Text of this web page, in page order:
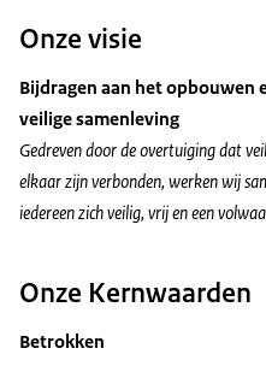
Onze visie
Bijdragen aan het opbouwen
veilige samenleving
Gedreven door de overtuiging dat
elkaar zijn verbonden, werken wij
iedereen zich veilig, vrij en een
Onze Kernwaarden
Betrokken